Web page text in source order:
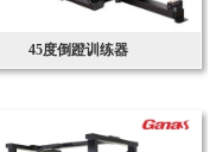
45度倒蹬训练器